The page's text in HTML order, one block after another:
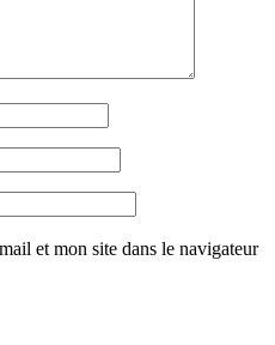
et mon site dans le navigateur